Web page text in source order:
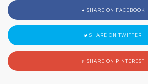
SHARE ON FACEBOOK
SHARE ON TWITTER
SHARE ON PINTEREST